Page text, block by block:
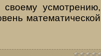
усмотрению,
математической